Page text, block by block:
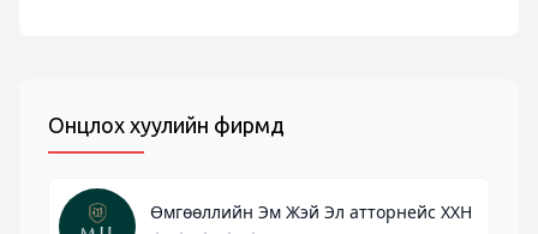
Онцлох хуулийн фирмүүд
Өмгөөллийн Эм Жэй Эл атторнейс ХХН